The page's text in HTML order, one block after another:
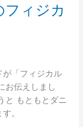
ィジカ
が「フィジカル
お伝えしまし
と もともとダニ
。